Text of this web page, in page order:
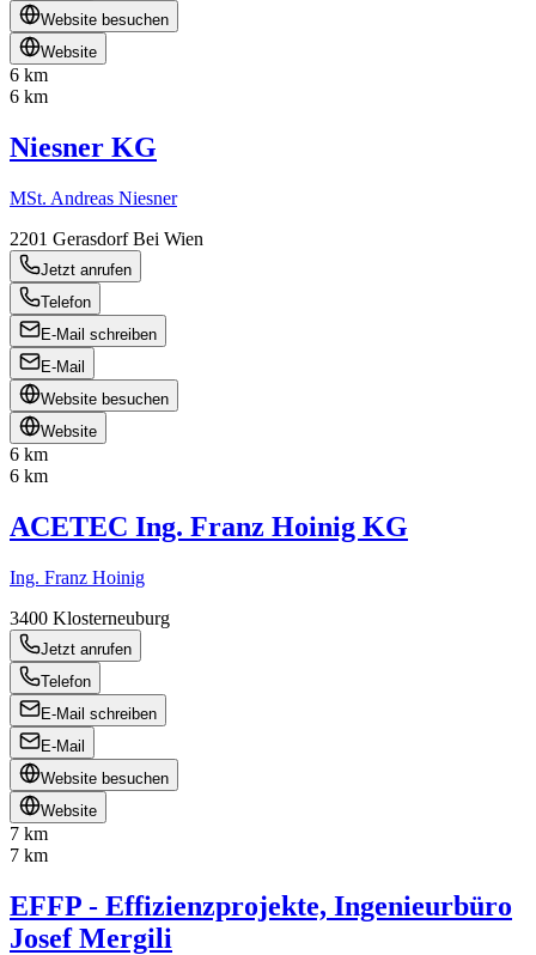
Website besuchen
Website
6 km
6 km
Niesner KG
MSt. Andreas Niesner
2201 Gerasdorf Bei Wien
Jetzt anrufen
Telefon
E-Mail schreiben
E-Mail
Website besuchen
Website
6 km
6 km
ACETEC Ing. Franz Hoinig KG
Ing. Franz Hoinig
3400 Klosterneuburg
Jetzt anrufen
Telefon
E-Mail schreiben
E-Mail
Website besuchen
Website
7 km
7 km
EFFP - Effizienzprojekte, Ingenieurbüro
Josef Mergili